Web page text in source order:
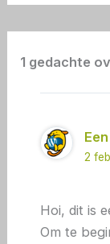
1 gedachte
2
Hoi, dit is
Om te